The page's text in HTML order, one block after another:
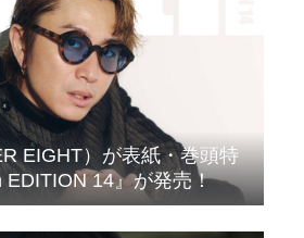
EIGHT）が表紙・巻頭特
EDITION 14』が発売！